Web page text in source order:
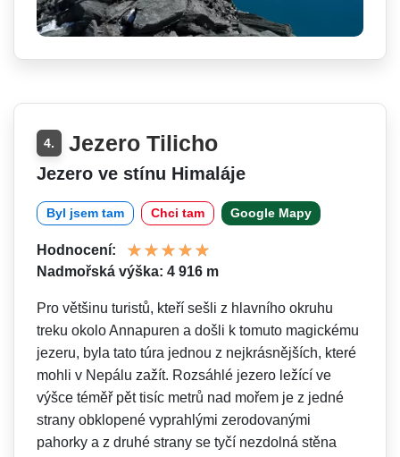
4. Jezero Tilicho
Jezero ve stínu Himaláje
Byl jsem tam Chci tam Google Mapy
Hodnocení:
Nadmořská výška: 4 916 m
Pro většinu turistů, kteří sešli z hlavního okruhu
treku okolo Annapuren a došli k tomuto magickému
jezeru, byla tato túra jednou z nejkrásnějších, které
mohli v Nepálu zažít. Rozsáhlé jezero ležící ve
výšce téměř pět tisíc metrů nad mořem je z jedné
strany obklopené vyprahlými zerodovanými
pahorky a z druhé strany se tyčí nezdolná stěna